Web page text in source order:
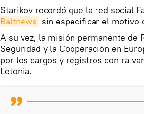
Starikov recordó que la red social
Baltnews sin especificar el motivo
A su vez, la misión permanente de
Seguridad y la Cooperación en
por los cargos y registros contra
Letonia.